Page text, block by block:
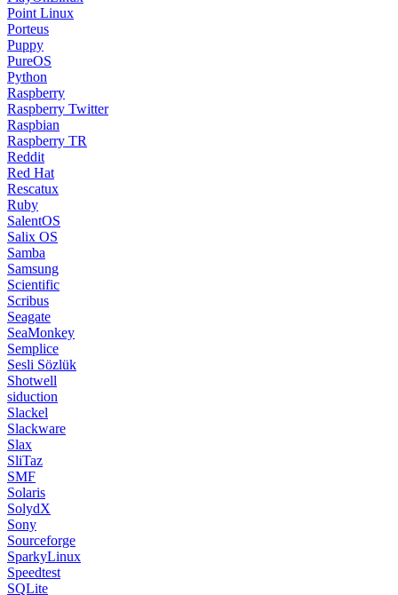
Point Linux
Porteus
Puppy
PureOS
Python
Raspberry
Raspberry Twitter
Raspbian
Raspberry TR
Reddit
Red Hat
Rescatux
Ruby
SalentOS
Salix OS
Samba
Samsung
Scientific
Scribus
Seagate
SeaMonkey
Semplice
Sesli Sözlük
Shotwell
siduction
Slackel
Slackware
Slax
SliTaz
SMF
Solaris
SolydX
Sony
Sourceforge
SparkyLinux
Speedtest
SQLite